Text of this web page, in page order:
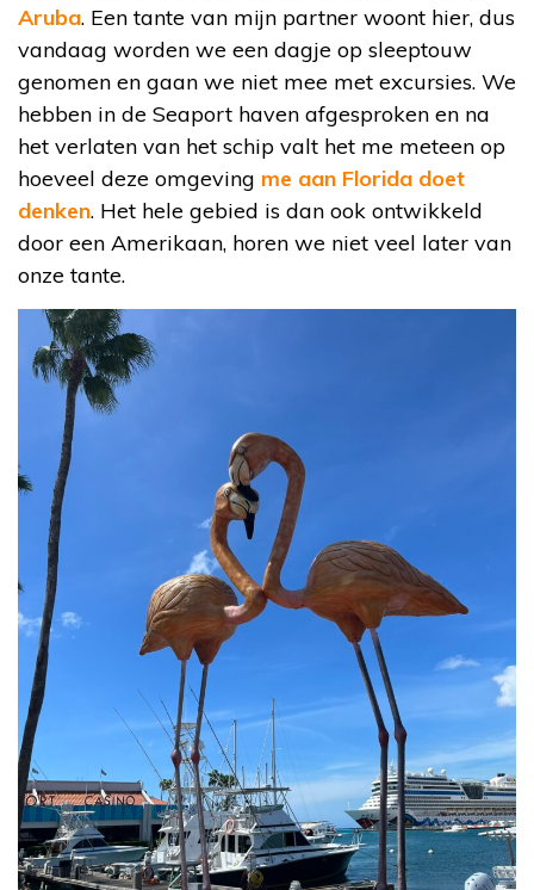
Aruba. Een tante van mijn partner woont hier, dus
vandaag worden we een dagje op sleeptouw
genomen en gaan we niet mee met excursies. We
hebben in de Seaport haven afgesproken en na
het verlaten van het schip valt het me meteen op
hoeveel deze omgeving me aan Florida doet
denken. Het hele gebied is dan ook ontwikkeld
door een Amerikaan, horen we niet veel later van
onze tante.